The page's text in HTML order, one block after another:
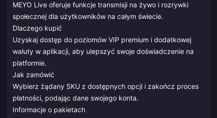
MEYO Live oferuje funkcje transmisji na żywo i rozrywki
społecznej dla użytkowników na całym świecie.
Dlaczego kupić
Uzyskaj dostęp do poziomów VIP premium i dodatkowej
waluty w aplikacji, aby ulepszyć swoje doświadczenie na
platformie.
Jak zamówić
Wybierz żądany SKU z dostępnych opcji i zakończ proces
płatności, podając dane swojego konta.
Informacje o pakietach